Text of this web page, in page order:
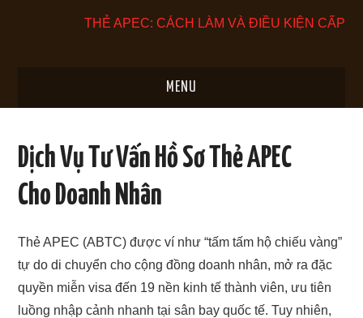
THẺ APEC: CÁCH LÀM VÀ ĐIỀU KIỆN CẤP
MENU
GIỚI THIỆU
TƯ VẤN THẺ APEC
TƯ VẤN THẺ APEC CÁC TỈNH
Dịch Vụ Tư Vấn Hồ Sơ Thẻ APEC
Cho Doanh Nhân
Thẻ APEC (ABTC) được ví như “tấm tấm hộ chiếu vàng”
tự do di chuyển cho cộng đồng doanh nhân, mở ra đặc
quyền miễn visa đến 19 nền kinh tế thành viên, ưu tiên
luồng nhập cảnh nhanh tại sân bay quốc tế. Tuy nhiên,